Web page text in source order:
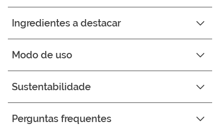
Ingredientes a destacar
Modo de uso
Sustentabilidade
Perguntas frequentes